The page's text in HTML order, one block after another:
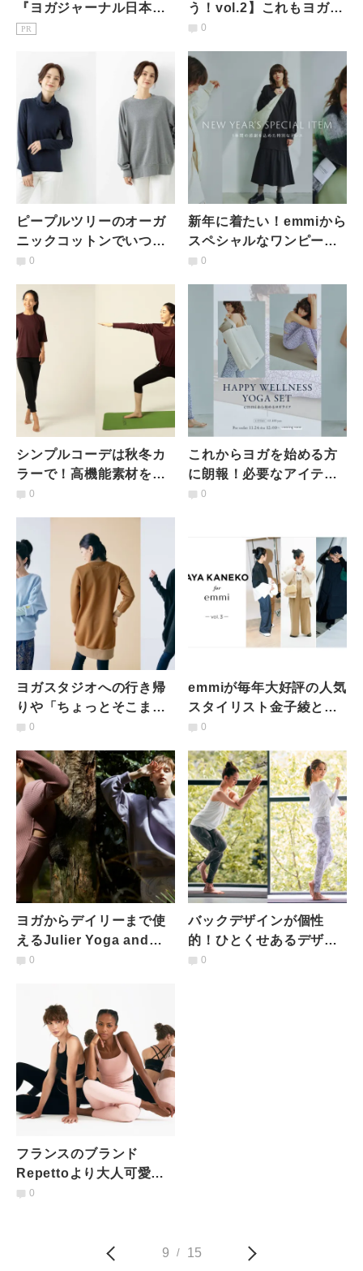
『ヨガジャーナル日本
版』予約購読のご案内
PR
う！vol.2】これもヨガウ
ェアなの？使い勝手◎な
0
ピープルツリーのオーガ
ニックコットンでいつで
も快適に過ごそう
0
新年に着たい！emmiから
スペシャルなワンピース
が特別プライスで登場！
0
シンプルコーデは秋冬カ
ラーで！高機能素材を使
用した[sn]super.natural
0
これからヨガを始める方
に朗報！必要なアイテム
が揃うお得な４点セット
0
ヨガスタジオへの行き帰
りや「ちょっとそこま
で」にも最適！ゆったり
0
emmiが毎年大好評の人気
スタイリスト金子綾との
コラボレーション第三弾
0
ヨガからデイリーまで使
えるJulier Yoga and
Relaxの万能トップス
0
バックデザインが個性
的！ひとくせあるデザイ
ンで垢抜けるsuriaの新作
0
フランスのブランド
Repettoより大人可愛い
ピンクとブラックのヨガ
0
9 / 15